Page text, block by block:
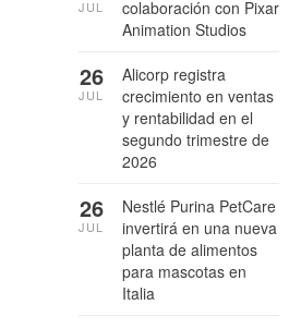
colaboración con Pixar
Animation Studios
JUL
Alicorp registra
crecimiento en ventas
y rentabilidad en el
segundo trimestre de
2026
26
JUL
Nestlé Purina PetCare
invertirá en una nueva
planta de alimentos
para mascotas en
Italia
26
JUL